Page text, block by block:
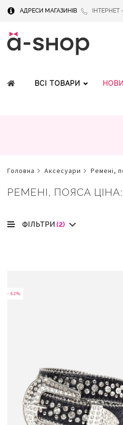
АДРЕСИ МАГАЗИНІВ ІНТЕРНЕТ -
ВСІ ТОВАРИ
головна аксесуари ремені,
РЕМЕНІ, ПОЯСА
- 62%
ФІЛЬТРИ (2)